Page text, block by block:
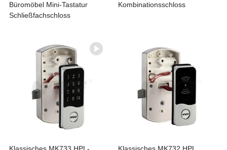
Büromöbel Mini-Tastatur
Schließfachschloss
Kombinationsschloss